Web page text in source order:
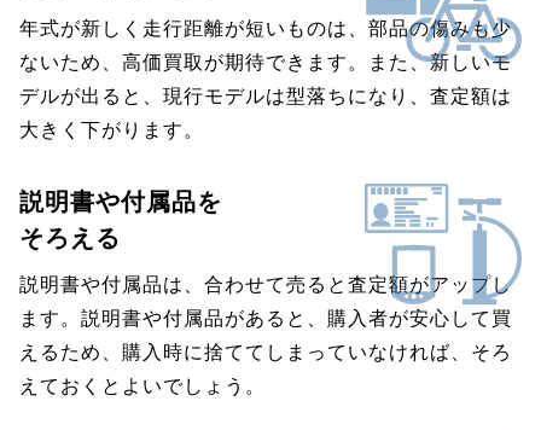
年式が新しく走行距離が短いものは、部品の傷みも少
ないため、高価買取が期待できます。また、新しいモ
デルが出ると、現行モデルは型落ちになり、査定額は
大きく下がります。
説明書や付属品を
そろえる
説明書や付属品は、合わせて売ると査定額がアップし
ます。説明書や付属品があると、購入者が安心して買
えるため、購入時に捨ててしまっていなければ、そろ
えておくとよいでしょう。